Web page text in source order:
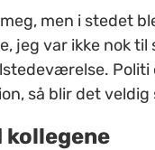
men i stedet
jeg var ikke nok
så blir det veldig
kollegene